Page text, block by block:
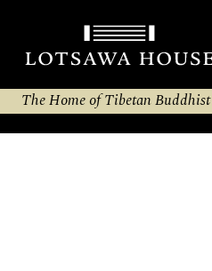
The Home of Tibetan